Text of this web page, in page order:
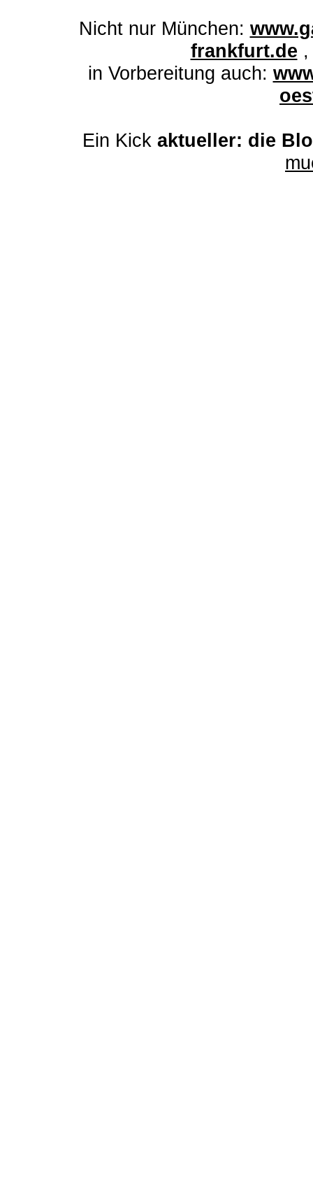
Nicht nur München:
frankfurt.de
in Vorbereitung auch:
Ein Kick aktueller: die